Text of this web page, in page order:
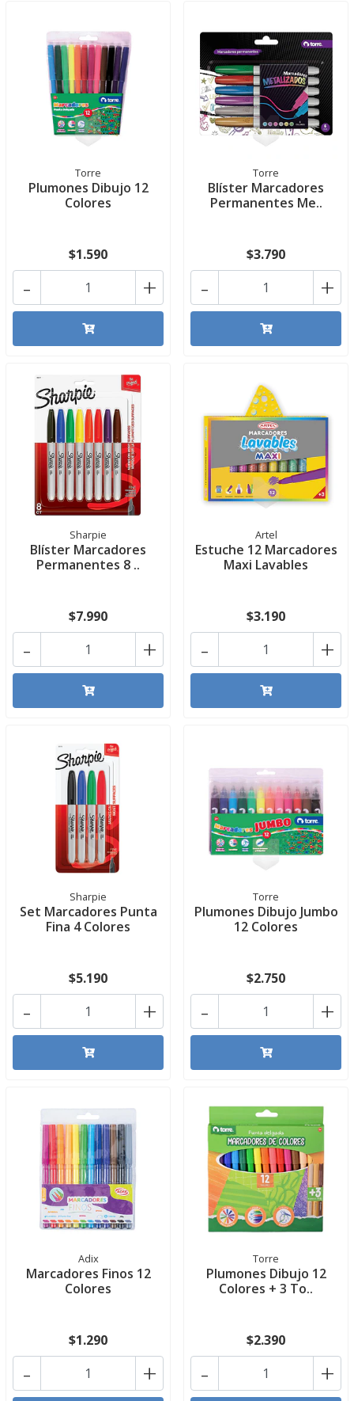
Torre
Plumones Dibujo 12
Colores
$1.590
+
-
Torre
Blíster Marcadores
Permanentes Me..
$3.790
+
-
Sharpie
Blíster Marcadores
Permanentes 8 ..
$7.990
+
-
Artel
Estuche 12 Marcadores
Maxi Lavables
$3.190
+
-
Sharpie
Set Marcadores Punta
Fina 4 Colores
$5.190
+
-
Torre
Plumones Dibujo Jumbo
12 Colores
$2.750
+
-
Adix
Marcadores Finos 12
Colores
$1.290
+
-
Torre
Plumones Dibujo 12
Colores + 3 To..
$2.390
+
-